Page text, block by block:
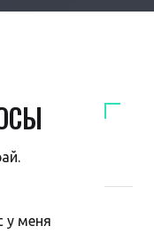
у меня